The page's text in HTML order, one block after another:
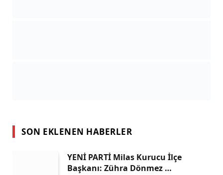
SON EKLENEN HABERLER
YENİ PARTİ Milas Kurucu İlçe
Başkanı: Zühra Dönmez …